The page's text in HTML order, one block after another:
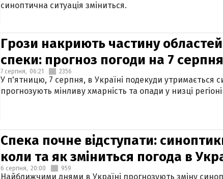
синоптична ситуація зміниться.
Грози накриють частину областей
спеки: прогноз погоди на 7 серпня
7 серпня, 06:21 2356
У п'ятницю, 7 серпня, в Україні подекуди утримається
прогнозують мінливу хмарність та опади у низці
Спека почне відступати:
коли та як зміниться погода в
6 серпня, 20:00 959
Найближчими днями в Україні прогнозують зміну